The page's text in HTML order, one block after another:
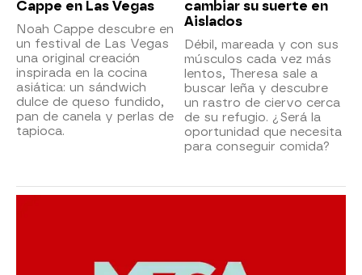
Cappe en Las Vegas
Noah Cappe descubre en
un festival de Las Vegas
una original creación
inspirada en la cocina
asiática: un sándwich
dulce de queso fundido,
pan de canela y perlas de
tapioca.
cambiar su suerte en
Aislados
Débil, mareada y con sus
músculos cada vez más
lentos, Theresa sale a
buscar leña y descubre
un rastro de ciervo cerca
de su refugio. ¿Será la
oportunidad que necesita
para conseguir comida?